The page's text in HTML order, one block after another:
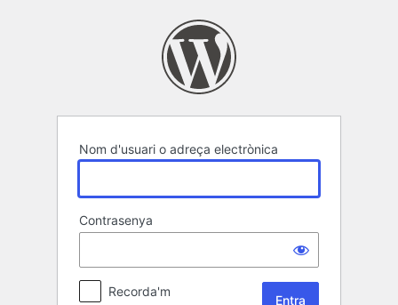
Nom d'usuari o adreça electrònica
Contrasenya
Recorda'm